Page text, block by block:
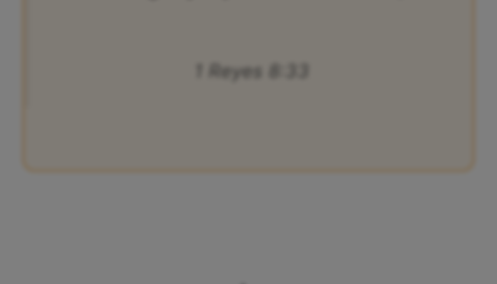
1 Reyes 8:33